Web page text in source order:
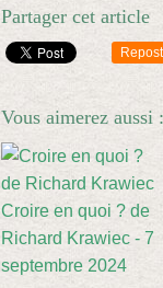
Partager cet article
Repost
Vous aimerez aussi :
Croire en quoi ? de
Richard Krawiec - 7
septembre 2024